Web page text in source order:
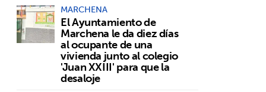
MARCHENA
El Ayuntamiento de
Marchena le da diez días
al ocupante de una
vivienda junto al colegio
'Juan XXIII' para que la
desaloje